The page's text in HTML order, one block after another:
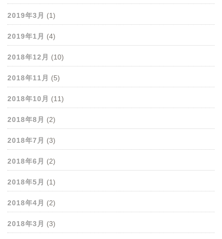
2019年3月 (1)
2019年1月 (4)
2018年12月 (10)
2018年11月 (5)
2018年10月 (11)
2018年8月 (2)
2018年7月 (3)
2018年6月 (2)
2018年5月 (1)
2018年4月 (2)
2018年3月 (3)